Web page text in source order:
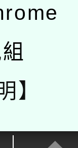
】